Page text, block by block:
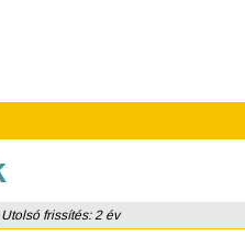
frissítés: 2 év